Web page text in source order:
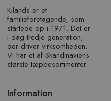
Kilands er et
familieforetagende, som
startede op i 1971. Det er
i dag tredje generation,
der driver virksomheden.
Vi har et af ​​Skandinaviens
største tæppesortimenter.
Information